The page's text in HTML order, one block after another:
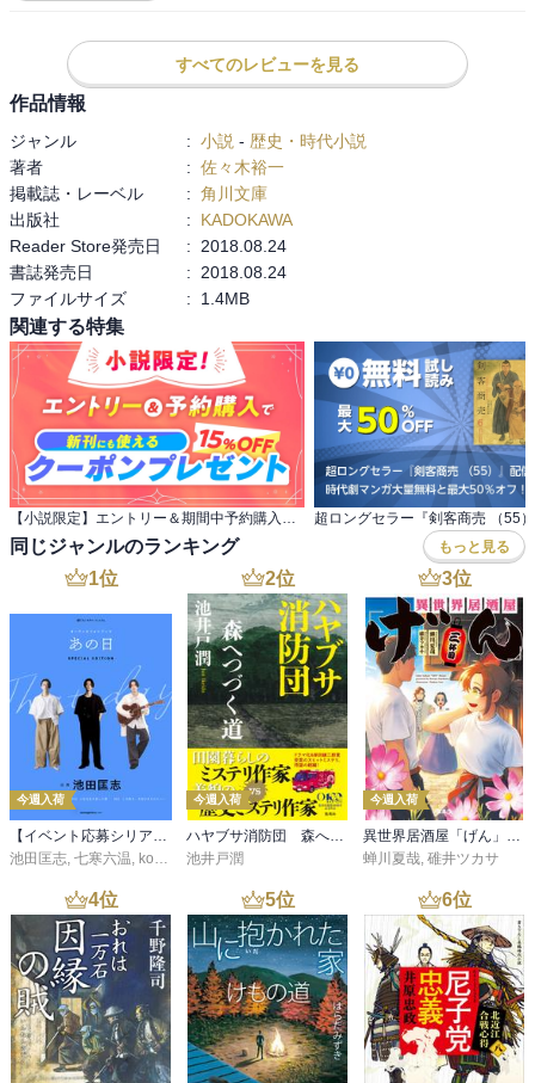
すべてのレビューを見る
作品情報
ジャンル : 小説 - 歴史・時代小説
著者
: 佐々木裕一
掲載誌・レーベル
: 角川文庫
出版社
:
KADOKAWA
Reader Store発売日
:
2018.08.24
書誌発売日
:
2018.08.24
ファイルサイズ
: 1.4MB
関連する特集
【小説限定】エントリー＆期間中予約購入でクーポンプレゼント
同じジャンルのランキング もっと見る
1位
今週入荷
【イベント応募シリアルコード付】池田匡志出演・オーディオフォトブック「あの日」SPECIAL EDITION（音声／動画付）
池田匡志, 七寒六温, konoko58 ,村崎キコ
2位
今週入荷
ハヤブサ消防団 森へつづく道
池井戸潤
3位
今週入荷
異世界居酒屋「げん」三杯目
蝉川夏哉, 碓井ツカサ
4位 5位 6位